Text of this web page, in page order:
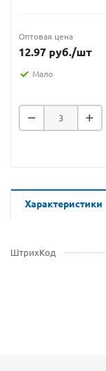
Оптовая цена
12.97 руб./шт
Мало
Характеристики
ШтрихКод